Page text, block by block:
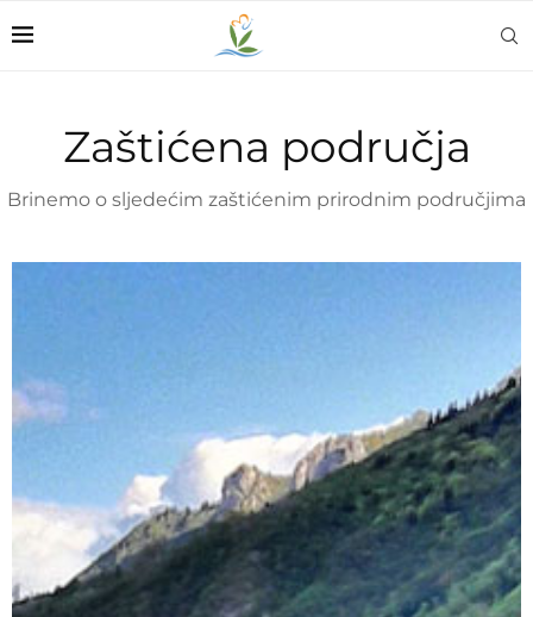
Zaštićena područja
Brinemo o sljedećim zaštićenim prirodnim područjima